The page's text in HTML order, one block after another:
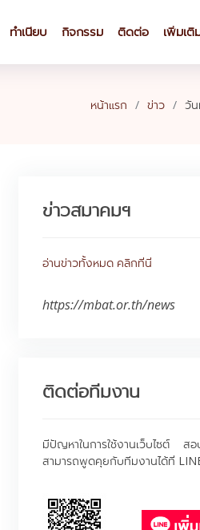
ทำเนียบ กิจกรรม ติดต่อ เพิ่มเติ
หน้าแรก ข่าว วั
ข่าวสมาคมฯ
อ่านข่าวทั้งหมด คลิกที่นี่
https://mbat.or.th/news
ติดต่อทีมงาน
มีปัญหาในการใช้งานเว็บไซต์ ส
สามารถพูดคุยกับทีมงานได้ที่